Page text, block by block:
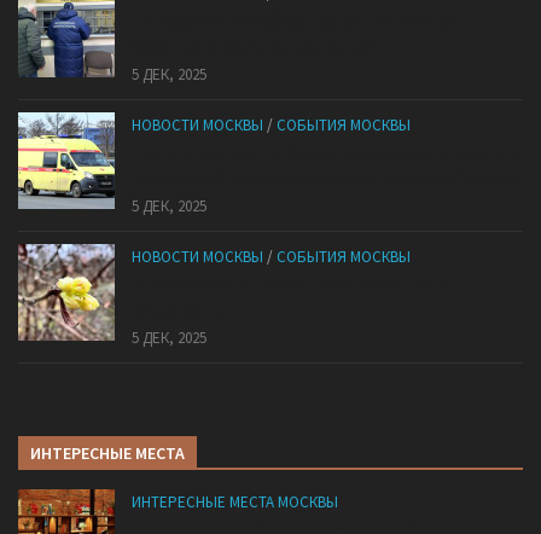
5 ДЕК, 2025
НОВОСТИ МОСКВЫ / СОБЫТИЯ МОСКВЫ
5 ДЕК, 2025
НОВОСТИ МОСКВЫ / СОБЫТИЯ МОСКВЫ
5 ДЕК, 2025
ИНТЕРЕСНЫЕ МЕСТА
ИНТЕРЕСНЫЕ МЕСТА МОСКВЫ